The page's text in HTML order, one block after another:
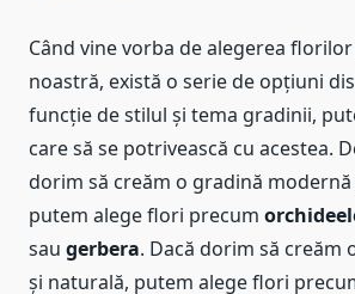
Când vine vorba de alegerea
noastră, există o serie de opțiuni
funcție de stilul și tema gradinii,
care să se potrivească cu acestea.
dorim să creăm o gradină modernă
putem alege flori precum
sau gerbera. Dacă dorim să creăm
și naturală, putem alege flori